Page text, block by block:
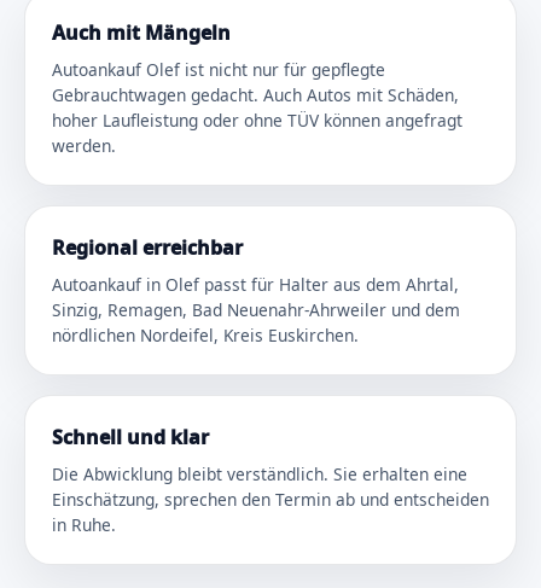
Auch mit Mängeln
Autoankauf Olef ist nicht nur für gepflegte
Gebrauchtwagen gedacht. Auch Autos mit Schäden,
hoher Laufleistung oder ohne TÜV können angefragt
werden.
Regional erreichbar
Autoankauf in Olef passt für Halter aus dem Ahrtal,
Sinzig, Remagen, Bad Neuenahr-Ahrweiler und dem
nördlichen Nordeifel, Kreis Euskirchen.
Schnell und klar
Die Abwicklung bleibt verständlich. Sie erhalten eine
Einschätzung, sprechen den Termin ab und entscheiden
in Ruhe.